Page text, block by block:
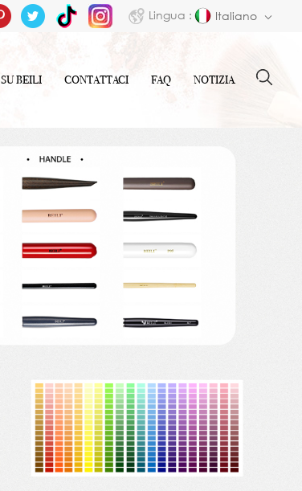
Lingua : Italiano
SU BEILI CONTATTACI FAQ NOTIZIA